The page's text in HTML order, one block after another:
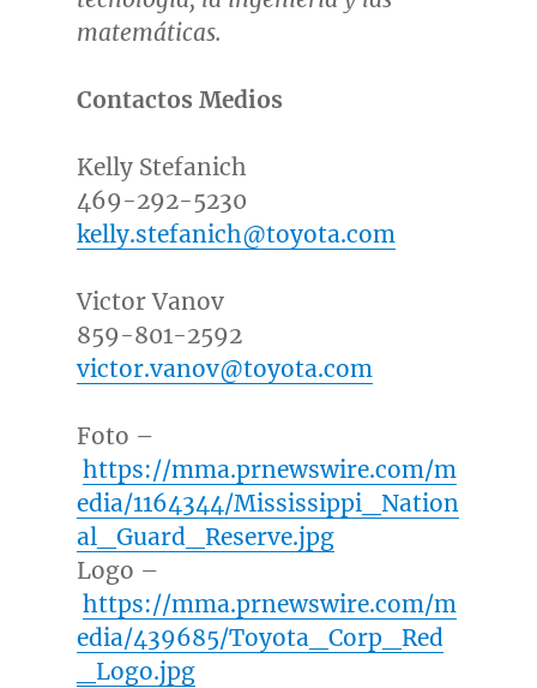
matemáticas.
Contactos Medios
Kelly Stefanich
469-292-5230
kelly.stefanich@toyota.com
Victor Vanov
859-801-2592
victor.vanov@toyota.com
Foto –
https://mma.prnewswire.com/m
edia/1164344/Mississippi_Nation
al_Guard_Reserve.jpg
Logo –
https://mma.prnewswire.com/m
edia/439685/Toyota_Corp_Red
_Logo.jpg